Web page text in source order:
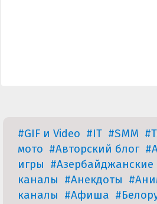
#GIF и Video #IT #SMM
мото #Авторский блог
игры #Азербайджанские
каналы #Анекдоты
каналы #Афиша